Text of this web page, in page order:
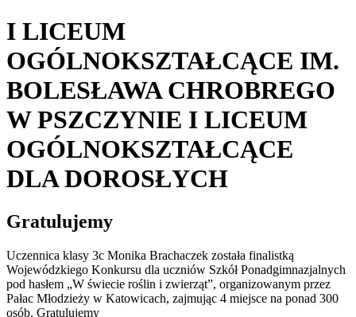
I LICEUM
OGÓLNOKSZTAŁCĄCE IM.
BOLESŁAWA CHROBREGO
W PSZCZYNIE I LICEUM
OGÓLNOKSZTAŁCĄCE
DLA DOROSŁYCH
Gratulujemy
Uczennica klasy 3c Monika Brachaczek została finalistką
Wojewódzkiego Konkursu dla uczniów Szkół Ponadgimnazjalnych
pod hasłem „W świecie roślin i zwierząt”, organizowanym przez
Pałac Młodzieży w Katowicach, zajmując 4 miejsce na ponad 300
osób. Gratulujemy